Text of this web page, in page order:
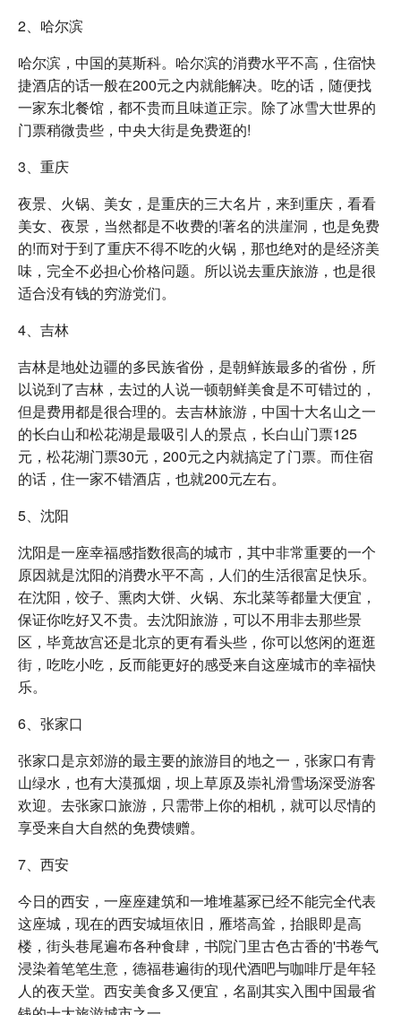
2、哈尔滨
哈尔滨，中国的莫斯科。哈尔滨的消费水平不高，住宿快
捷酒店的话一般在200元之内就能解决。吃的话，随便找
一家东北餐馆，都不贵而且味道正宗。除了冰雪大世界的
门票稍微贵些，中央大街是免费逛的!
3、重庆
夜景、火锅、美女，是重庆的三大名片，来到重庆，看看
美女、夜景，当然都是不收费的!著名的洪崖洞，也是免费
的!而对于到了重庆不得不吃的火锅，那也绝对的是经济美
味，完全不必担心价格问题。所以说去重庆旅游，也是很
适合没有钱的穷游党们。
4、吉林
吉林是地处边疆的多民族省份，是朝鲜族最多的省份，所
以说到了吉林，去过的人说一顿朝鲜美食是不可错过的，
但是费用都是很合理的。去吉林旅游，中国十大名山之一
的长白山和松花湖是最吸引人的景点，长白山门票125
元，松花湖门票30元，200元之内就搞定了门票。而住宿
的话，住一家不错酒店，也就200元左右。
5、沈阳
沈阳是一座幸福感指数很高的城市，其中非常重要的一个
原因就是沈阳的消费水平不高，人们的生活很富足快乐。
在沈阳，饺子、熏肉大饼、火锅、东北菜等都量大便宜，
保证你吃好又不贵。去沈阳旅游，可以不用非去那些景
区，毕竟故宫还是北京的更有看头些，你可以悠闲的逛逛
街，吃吃小吃，反而能更好的感受来自这座城市的幸福快
乐。
6、张家口
张家口是京郊游的最主要的旅游目的地之一，张家口有青
山绿水，也有大漠孤烟，坝上草原及崇礼滑雪场深受游客
欢迎。去张家口旅游，只需带上你的相机，就可以尽情的
享受来自大自然的免费馈赠。
7、西安
今日的西安，一座座建筑和一堆堆墓冢已经不能完全代表
这座城，现在的西安城垣依旧，雁塔高耸，抬眼即是高
楼，街头巷尾遍布各种食肆，书院门里古色古香的'书卷气
浸染着笔笔生意，德福巷遍街的现代酒吧与咖啡厅是年轻
人的夜天堂。西安美食多又便宜，名副其实入围中国最省